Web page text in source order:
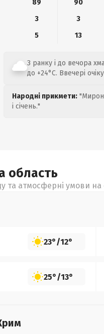
89 90
3 3
5 13
З ранку і до вечора
до +24°C. Ввечері
Народні прикмети:
і січень."
область
та атмосферні умови на
23°/12°
25°/13°